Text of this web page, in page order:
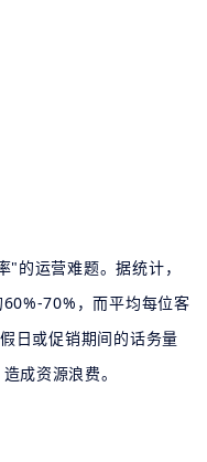
的运营难题。据统计，
70%，而平均每位客
日或促销期间的话务量
成资源浪费。